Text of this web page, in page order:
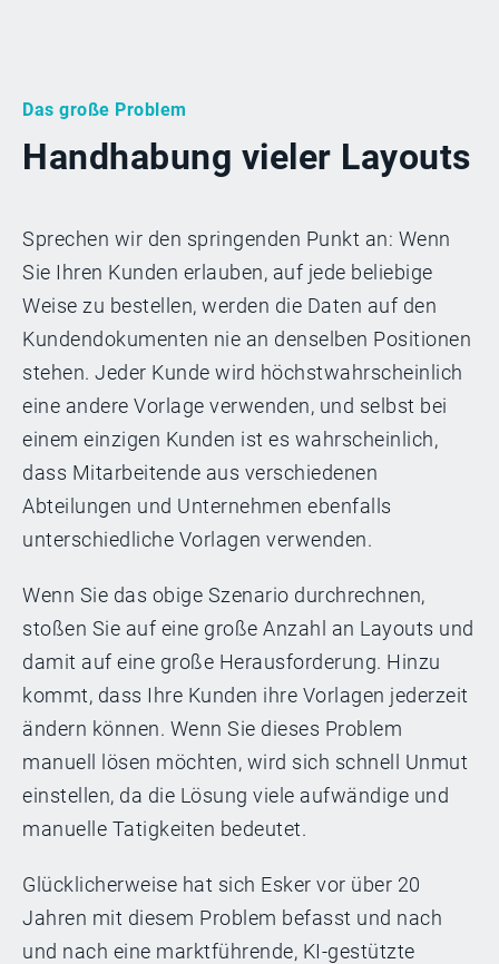
Das große Problem
Handhabung vieler Layouts
Sprechen wir den springenden Punkt an: Wenn
Sie Ihren Kunden erlauben, auf jede beliebige
Weise zu bestellen, werden die Daten auf den
Kundendokumenten nie an denselben Positionen
stehen. Jeder Kunde wird höchstwahrscheinlich
eine andere Vorlage verwenden, und selbst bei
einem einzigen Kunden ist es wahrscheinlich,
dass Mitarbeitende aus verschiedenen
Abteilungen und Unternehmen ebenfalls
unterschiedliche Vorlagen verwenden.
Wenn Sie das obige Szenario durchrechnen,
stoßen Sie auf eine große Anzahl an Layouts und
damit auf eine große Herausforderung. Hinzu
kommt, dass Ihre Kunden ihre Vorlagen jederzeit
ändern können. Wenn Sie dieses Problem
manuell lösen möchten, wird sich schnell Unmut
einstellen, da die Lösung viele aufwändige und
manuelle Tatigkeiten bedeutet.
Glücklicherweise hat sich Esker vor über 20
Jahren mit diesem Problem befasst und nach
und nach eine marktführende, KI-gestützte